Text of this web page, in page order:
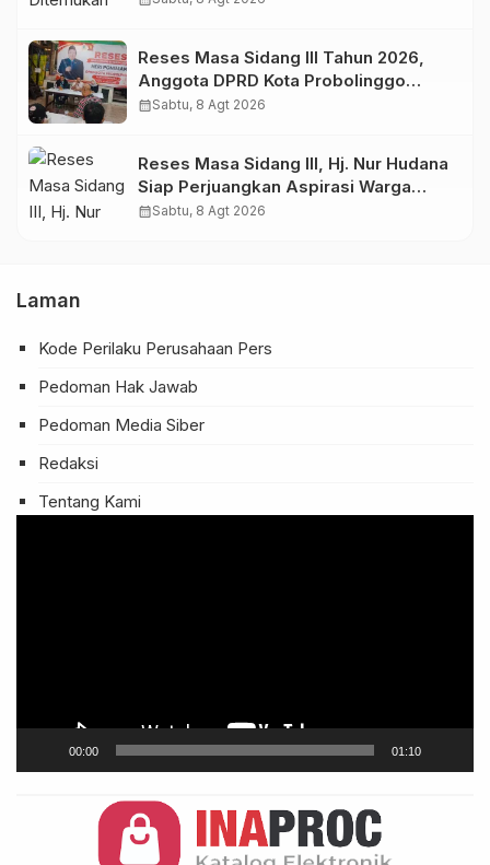
Reses Masa Sidang III Tahun 2026,
Anggota DPRD Kota Probolinggo
Fraksi Partai Gerindra Heri Poniman
calendar_monthSabtu, 8 Agt 2026
Reses Masa Sidang III, Hj. Nur Hudana
Siap Perjuangkan Aspirasi Warga
Kedopok di APBD
calendar_monthSabtu, 8 Agt 2026
Laman
Kode Perilaku Perusahaan Pers
Pedoman Hak Jawab
Pedoman Media Siber
Redaksi
Tentang Kami
00:00 01:10